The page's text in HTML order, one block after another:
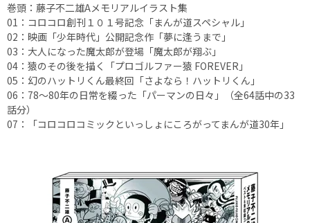
巻頭：藤子不二雄Aメモリアルイラスト集
01：コロコロ創刊１０１号記念「まんが道スペシャル」
02：映画「少年時代」公開記念作「夢に逢うまで」
03：大人になった魔太郎が登場「魔太郎が翔ぶ」
04：猿のその後を描く「プロゴルファー猿 FOREVER」
05：幻のハットリくん最終回「さよなら！ハットリくん」
06：78～80年の日常を綴った「パーマンの日々」（全64話中の33
話分）
07：「コロコロコミックといっしょにころがってまんが道30年」